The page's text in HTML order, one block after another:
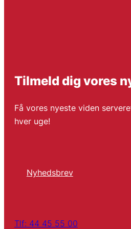
Tilmeld dig vores
Få vores nyeste viden
hver uge!
Nyhedsbrev
Tlf: 44 45 55 00